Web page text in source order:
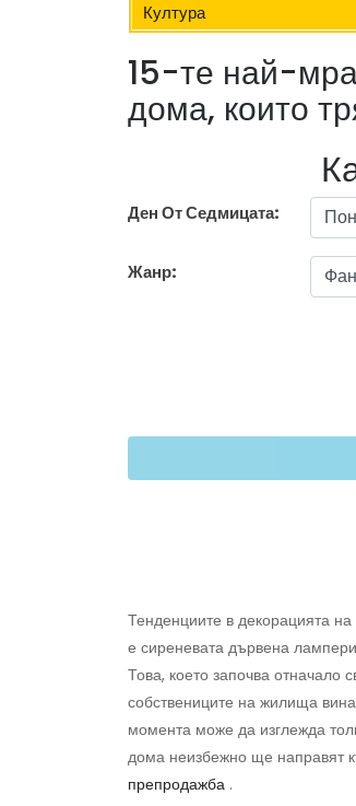
Култура
15-те най-
дома, които
Ден От Седмицата:
Жанр:
Тенденциите в декорацията
е сиреневата дървена
Това, което започва
собствениците на жилища
момента може да изглежда
дома неизбежно ще направят
препродажба .